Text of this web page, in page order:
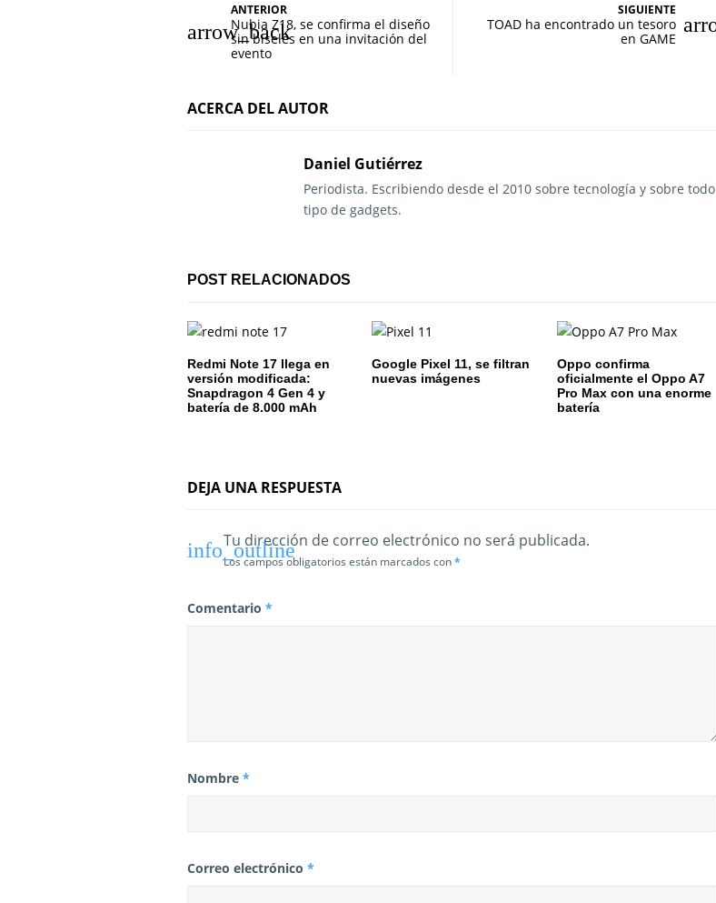
a
e
ó
n
d
e
e
t
a
a
ANTERIOR
Nubia Z18, se confirma el diseño
sin biseles en una invitación del
evento
SIGUIENTE
TOAD ha encontrado un tesoro
en GAME
ACERCA DEL AUTOR
Daniel Gutiérrez
Periodista. Escribiendo desde el 2010 sobre tecnología y sobre todo
tipo de gadgets.
POST RELACIONADOS
Redmi Note 17 llega en
versión modificada:
Snapdragon 4 Gen 4 y
batería de 8.000 mAh
Google Pixel 11, se filtran
nuevas imágenes
Oppo confirma
oficialmente el Oppo A7
Pro Max con una enorme
batería
DEJA UNA RESPUESTA
Tu dirección de correo electrónico no será publicada.
Los campos obligatorios están marcados con*
Comentario *
Nombre *
Correo electrónico *